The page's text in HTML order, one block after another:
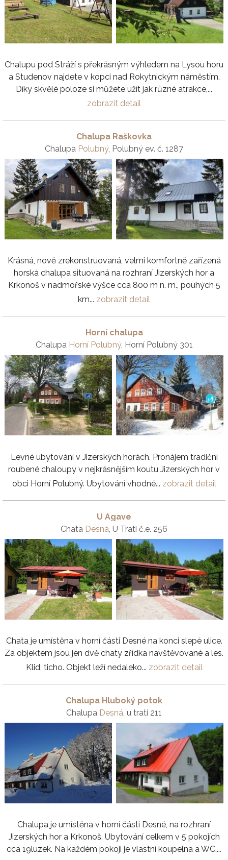
Chalupu pod Stráží s překrásným výhledem na Lysou horu
a Studenov najdete v kopci nad Rokytnickým náměstím.
Díky skvělé poloze si můžete užít jak různé atrakce,...
zobrazit detail
Chalupa Raškovka
Chalupa Polubný, Polubný ev. č. 1287
Krásná, nově zrekonstruovaná, velmi komfortně zařízená
horská chalupa situovaná na rozhraní Jizerských hor a
Krkonoš v nadmořské výšce cca 800 m n. m., pouhých 5
km... zobrazit detail
Horní chalupa
Chalupa Horní Polubný, Horní Polubný 301
Levné ubytování v Jizerských horách. Pronájem tradiční
roubené chaloupy v nejkrásnějším koutu Jizerských hor v
obci Horní Polubný. Ubytování vhodné... zobrazit detail
U Agave
Chata Desná , U Trati č.e. 256
Chata je umístěna v horní části Desné na konci slepé ulice.
Za objektem jsou jen dvě chaty zřídka navštěvované a les.
Klid, ticho. Objekt leží nedaleko... zobrazit detail
Chalupa Hluboký potok
Chalupa Desná , u trati 211
Chalupa je umístěna v horní části Desné, na rozhraní
Jizerských hor a Krkonoš. Ubytování celkem v 5 pokojích
cca 19luzek. Na každém pokoji je vlastní koupelna a WC,...